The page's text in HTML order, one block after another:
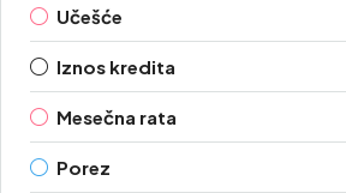
Učešće
Iznos kredita
Mesečna rata
Porez